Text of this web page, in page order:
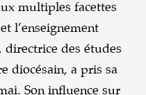
multiples facettes
l’enseignement
des études
diocésain, a pris sa
Son influence sur